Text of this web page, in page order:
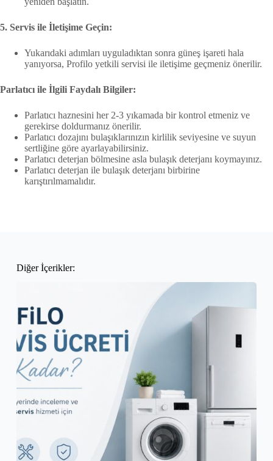
5. Servis ile İletişime Geçin:
Yukarıdaki adımları uyguladıktan sonra güneş işareti hala
yanıyorsa, Profilo yetkili servisi ile iletişime geçmeniz önerilir.
Parlatıcı ile İlgili Faydalı Bilgiler:
Parlatıcı haznesini her 2-3 yıkamada bir kontrol etmeniz ve
gerekirse doldurmanız önerilir.
Parlatıcı dozajını bulaşıklarınızın kirlilik seviyesine ve suyun
sertliğine göre ayarlayabilirsiniz.
Parlatıcı deterjan bölmesine asla bulaşık deterjanı koymayınız.
Parlatıcı deterjan ile bulaşık deterjanı birbirine
karıştırılmamalıdır.
Diğer İçerikler: